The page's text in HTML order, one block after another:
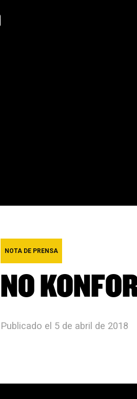
NOTA DE PRENSA
NO
Publicado el 5 de abril de 2018
Últimas noticias